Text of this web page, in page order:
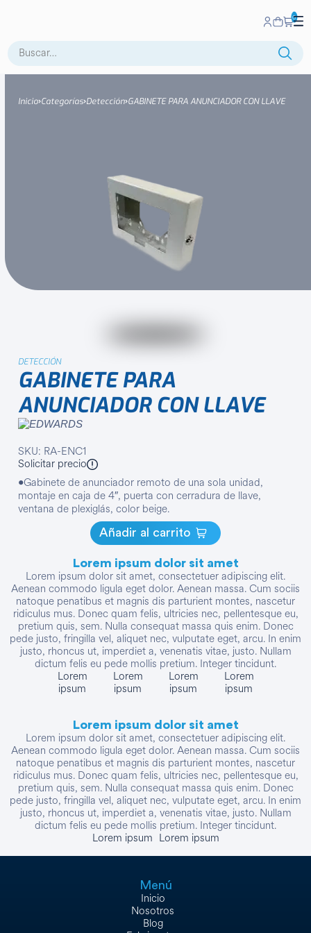
Buscar:
0
Inicio Categorías Detección GABINETE PARA ANUNCIADOR CON LLAVE
DETECCIÓN
GABINETE PARA
ANUNCIADOR CON LLAVE
SKU: RA-ENC1
Solicitar precio
•Gabinete de anunciador remoto de una sola unidad,
montaje en caja de 4″, puerta con cerradura de llave,
ventana de plexiglás, color beige.
Añadir al carrito
Lorem ipsum dolor sit amet
Lorem ipsum dolor sit amet, consectetuer adipiscing elit.
Aenean commodo ligula eget dolor. Aenean massa. Cum sociis
natoque penatibus et magnis dis parturient montes, nascetur
ridiculus mus. Donec quam felis, ultricies nec, pellentesque eu,
pretium quis, sem. Nulla consequat massa quis enim. Donec
pede justo, fringilla vel, aliquet nec, vulputate eget, arcu. In enim
justo, rhoncus ut, imperdiet a, venenatis vitae, justo. Nullam
dictum felis eu pede mollis pretium. Integer tincidunt.
Lorem
ipsum
Lorem
ipsum
Lorem
ipsum
Lorem
ipsum
Lorem ipsum dolor sit amet
Lorem ipsum dolor sit amet, consectetuer adipiscing elit.
Aenean commodo ligula eget dolor. Aenean massa. Cum sociis
natoque penatibus et magnis dis parturient montes, nascetur
ridiculus mus. Donec quam felis, ultricies nec, pellentesque eu,
pretium quis, sem. Nulla consequat massa quis enim. Donec
pede justo, fringilla vel, aliquet nec, vulputate eget, arcu. In enim
justo, rhoncus ut, imperdiet a, venenatis vitae, justo. Nullam
dictum felis eu pede mollis pretium. Integer tincidunt.
Lorem ipsum Lorem ipsum
Menú
Inicio
Nosotros
Blog